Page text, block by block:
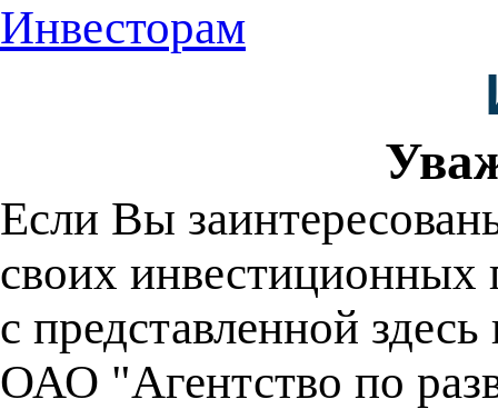
Инвесторам
Если Вы
своих инвестиционных
с представленной
ОАО "Агентство по